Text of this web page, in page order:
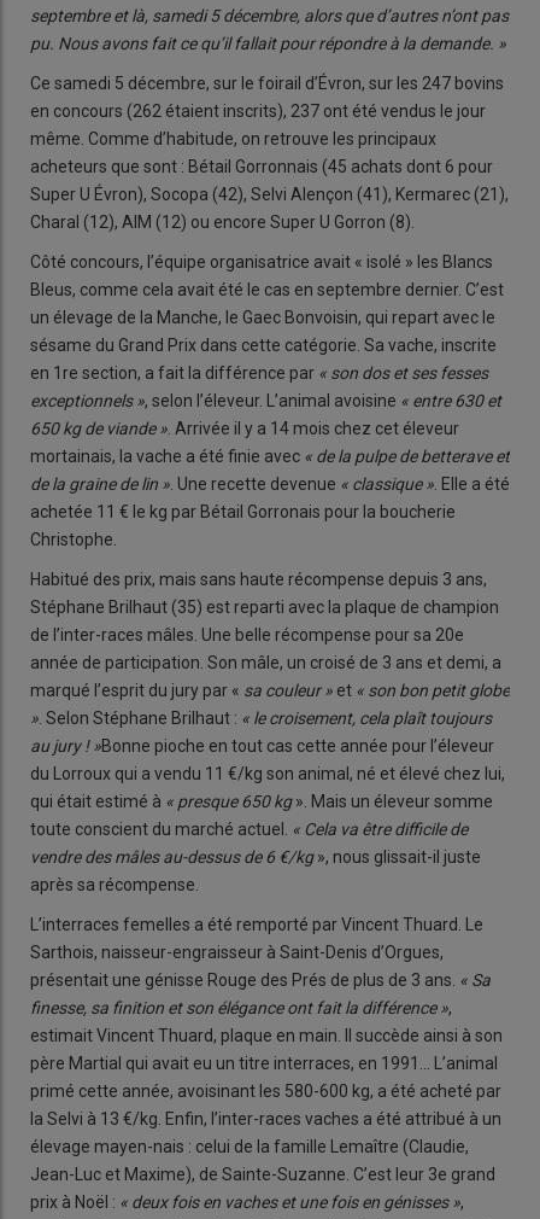
septembre et là, samedi 5 décembre, alors que d’autres n’ont pas
pu. Nous avons fait ce qu’il fallait pour répondre à la demande. »
Ce samedi 5 décembre, sur le foirail d’Évron, sur les 247 bovins
en concours (262 étaient inscrits), 237 ont été vendus le jour
même. Comme d’habitude, on retrouve les principaux
acheteurs que sont : Bétail Gorronnais (45 achats dont 6 pour
Super U Évron), Socopa (42), Selvi Alençon (41), Kermarec (21),
Charal (12), AIM (12) ou encore Super U Gorron (8).
Côté concours, l’équipe organisatrice avait « isolé » les Blancs
Bleus, comme cela avait été le cas en septembre dernier. C’est
un élevage de la Manche, le Gaec Bonvoisin, qui repart avec le
sésame du Grand Prix dans cette catégorie. Sa vache, inscrite
en 1re section, a fait la différence par « son dos et ses fesses
exceptionnels », selon l’éleveur. L’animal avoisine « entre 630 et
650 kgde viande ». Arrivée il y a 14 mois chez cet éleveur
mortainais, la vache a été finie avec « de la pulpe de betterave et
de la graine de lin ». Une recette devenue « classique ». Elle a été
achetée 11 € le kg par Bétail Gorronais pour la boucherie
Christophe.
Habitué des prix, mais sans haute récompense depuis 3 ans,
Stéphane Brilhaut (35) est reparti avec la plaque de champion
de l’inter-races mâles. Une belle récompense pour sa 20e
année de participation. Son mâle, un croisé de 3 ans et demi, a
marqué l’esprit du jury par « sa couleur » et « son bon petit globe
». Selon Stéphane Brilhaut : « le croisement, cela plaît toujours
au jury ! »Bonne pioche en tout cas cette année pour l’éleveur
du Lorroux qui a vendu 11 €/kg son animal, né et élevé chez lui,
qui était estimé à « presque 650 kg». Mais un éleveur somme
toute conscient du marché actuel. « Cela va être difficile de
vendre des mâles au-dessus de 6 €/kg», nous glissait-il juste
après sa récompense.
L’interraces femelles a été remporté par Vincent Thuard. Le
Sarthois, naisseur-engraisseur à Saint-Denis d’Orgues,
présentait une génisse Rouge des Prés de plus de 3 ans. « Sa
finesse, sa finition et son élégance ont fait la différence »,
estimait Vincent Thuard, plaque en main. Il succède ainsi à son
père Martial qui avait eu un titre interraces, en 1991... L’animal
primé cette année, avoisinant les 580-600 kg, a été acheté par
la Selvi à 13 €/kg. Enfin, l’inter-races vaches a été attribué à un
élevage mayen-nais : celui de la famille Lemaître (Claudie,
Jean-Luc et Maxime), de Sainte-Suzanne. C’est leur 3e grand
prix à Noël : « deux fois en vaches et une fois en génisses »,